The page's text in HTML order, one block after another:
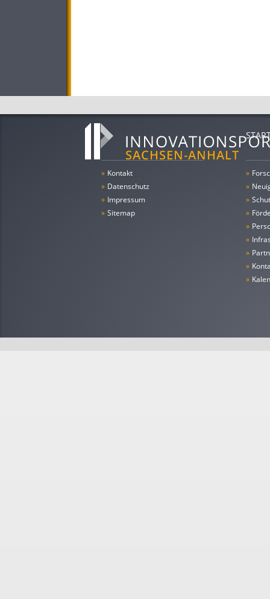
» Kontakt
» Datenschutz
» Impressum
» Sitemap
»
»
»
»
»
»
»
»
»